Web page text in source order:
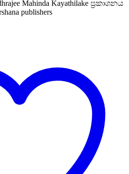
Mahinda Kayathilake ප්‍රකාශනය
publishers